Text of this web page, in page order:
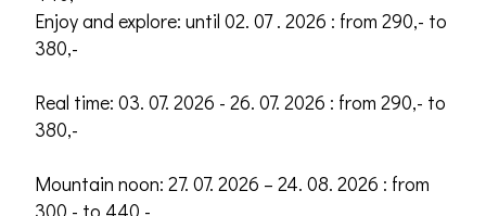
Enjoy and explore: until 02. 07 . 2026 : from 290,- to
380,-
Real time: 03. 07. 2026 - 26. 07. 2026 : from 290,- to
380,-
Mountain noon: 27. 07. 2026 – 24. 08. 2026 : from
300,- to 440,-